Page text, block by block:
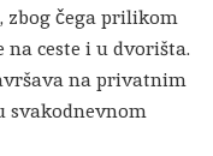
zbog čega prilikom
ceste i u dvorišta.
na privatnim
svakodnevnom